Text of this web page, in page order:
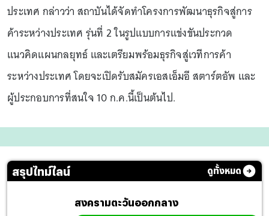
ประเทศ กล่าวว่า สถาบันได้จัดทำโครงการพัฒนาธุรกิจสู่การ
ค้าระหว่างประเทศ รุ่นที่ 2 ในรูปแบบการแข่งขันประกวด
แนวคิดแผนกลยุทธ์ และเตรียมพร้อมธุรกิจสู่เวทีการค้า
ระหว่างประเทศ โดยจะเปิดรับสมัครเอสเอ็มอี สตาร์ตอัพ และ
ผู้ประกอบการที่สนใจ 10 ก.ค.นี้เป็นต้นไป.
สรุปไทม์ไลน์ ดูทั้งหมด
สงครามตะวันออกกลาง